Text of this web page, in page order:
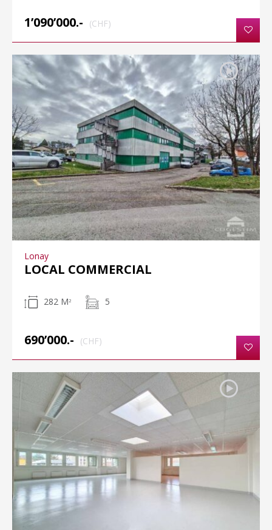
1’090’000.- (CHF)
Lonay
LOCAL COMMERCIAL
282 M 2 5
690’000.- (CHF)